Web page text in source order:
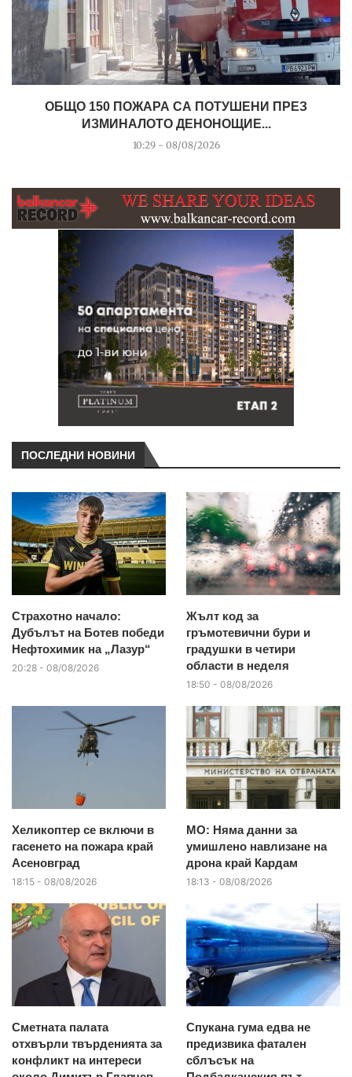
ОБЩО 150 ПОЖАРА СА ПОТУШЕНИ ПРЕЗ
ИЗМИНАЛОТО ДЕНОНОЩИЕ...
10:29 - 08/08/2026
ПОСЛЕДНИ НОВИНИ
Страхотно начало:
Дубълът на Ботев победи
Нефтохимик на „Лазур“
20:28 - 08/08/2026
Жълт код за
гръмотевични бури и
градушки в четири
области в неделя
18:50 - 08/08/2026
Хеликоптер се включи в
гасенето на пожара край
Асеновград
18:15 - 08/08/2026
МО: Няма данни за
умишлено навлизане на
дрона край Кардам
18:13 - 08/08/2026
Сметната палата
отхвърли твърденията за
конфликт на интереси
Спукана гума едва не
предизвика фатален
сблъсък на